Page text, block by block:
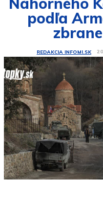
podľa
REDAKCIA INFOMI.SK